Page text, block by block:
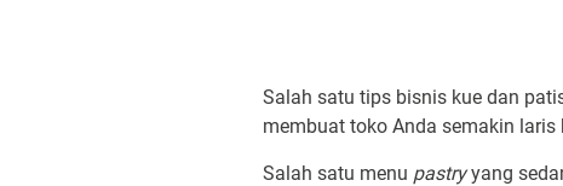
Salah satu tips bisnis kue dan
membuat toko Anda semakin
Salah satu menu pastryyang